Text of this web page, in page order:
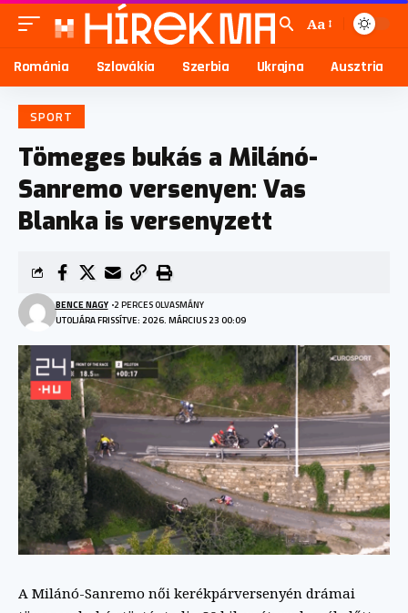
Aa
Románia Szlovákia Szerbia Ukrajna Ausztria
SPORT
Tömeges bukás a Milánó-
Sanremo versenyen: Vas
Blanka is versenyzett
UTOLJÁRA FRISSÍTVE: 2026. MÁRCIUS 23 00:09
BENCE NAGY 2 PERCES OLVASMÁNY
A Milánó-Sanremo női kerékpárversenyén drámai